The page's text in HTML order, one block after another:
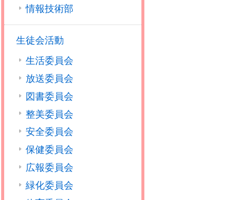
情報技術部
生徒会活動
生活委員会
放送委員会
図書委員会
整美委員会
安全委員会
保健委員会
広報委員会
緑化委員会